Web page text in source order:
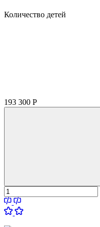
Количество детей
193 300 Р